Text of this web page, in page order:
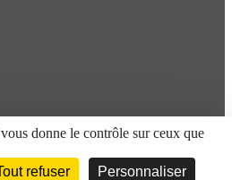
donne le contrôle sur ceux que
refuser
Personnaliser